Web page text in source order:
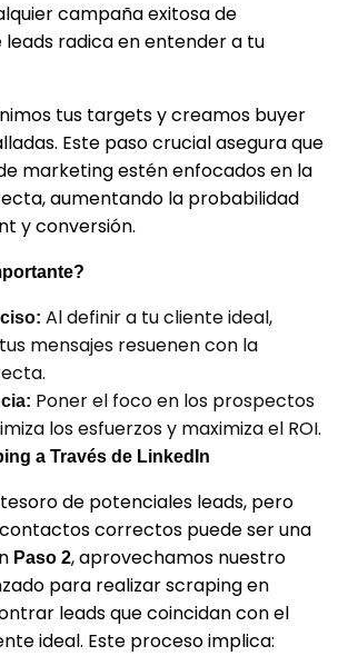
campaña exitosa de
radica en entender a tu
tus targets y creamos buyer
Este paso crucial asegura que
marketing estén enfocados en la
, aumentando la probabilidad
y conversión.
Al definir a tu cliente ideal,
mensajes resuenen con la
Poner el foco en los prospectos
los esfuerzos y maximiza el ROI.
a Través de LinkedIn
tesoro de potenciales leads, pero
correctos puede ser una
Paso 2, aprovechamos nuestro
para realizar scraping en
leads que coincidan con el
ideal. Este proceso implica: